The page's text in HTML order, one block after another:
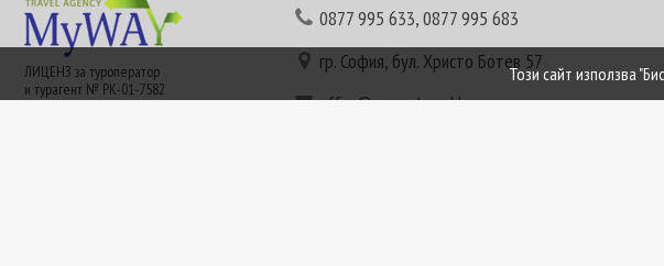
ЛИЦЕНЗ за туроператор
и турагент № РК-01-7582
0877 995 633,0877 995 683
гр. София, бул. Христо Ботев 57
office@mywaytravel.bg
Този сайт използва